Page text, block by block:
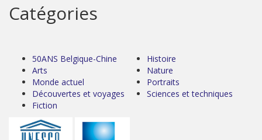
Catégories
50ANS Belgique-Chine
Arts
Monde actuel
Découvertes et voyages
Fiction
Histoire
Nature
Portraits
Sciences et techniques